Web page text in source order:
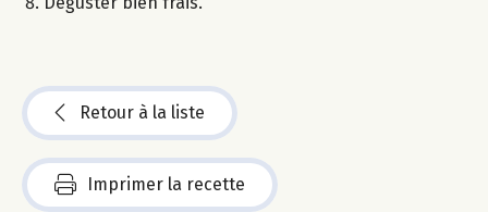
Retour à la liste
Imprimer la recette